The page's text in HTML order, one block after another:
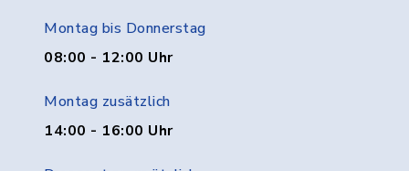
Montag bis Donnerstag
08:00 - 12:00 Uhr
Montag zusätzlich
14:00 - 16:00 Uhr